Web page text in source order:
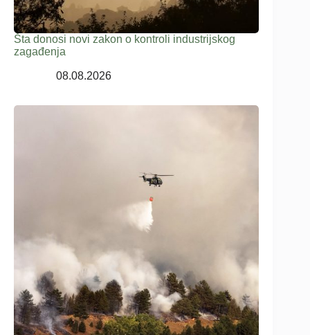
Šta donosi novi zakon o kontroli industrijskog
zagađenja
08.08.2026